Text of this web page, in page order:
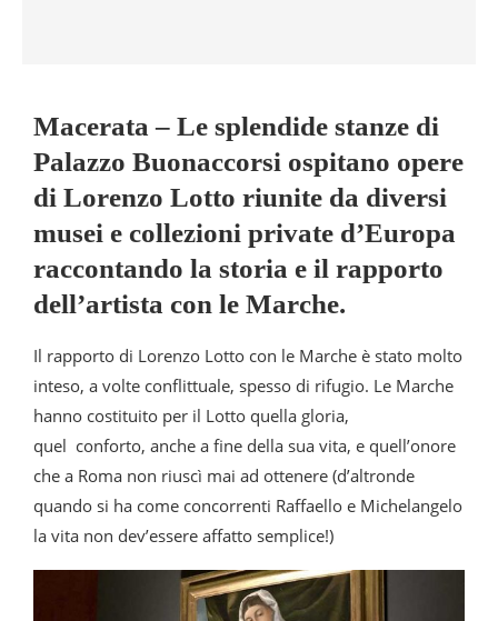
Macerata – Le splendide stanze di
Palazzo Buonaccorsi ospitano opere
di Lorenzo Lotto riunite da diversi
musei e collezioni private d’Europa
raccontando la storia e il rapporto
dell’artista con le Marche.
Il rapporto di Lorenzo Lotto con le Marche è stato molto
inteso, a volte conflittuale, spesso di rifugio. Le Marche
hanno costituito per il Lotto quella gloria,
quel conforto, anche a fine della sua vita, e quell’onore
che a Roma non riuscì mai ad ottenere (d’altronde
quando si ha come concorrenti Raffaello e Michelangelo
la vita non dev’essere affatto semplice!)